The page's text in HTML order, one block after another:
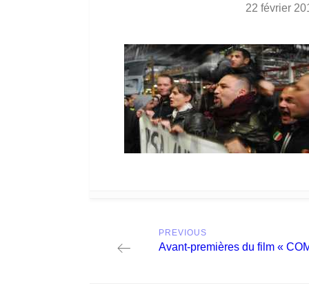
22 février
navigation
PREVIOUS
Previous
Avant-premières du film «